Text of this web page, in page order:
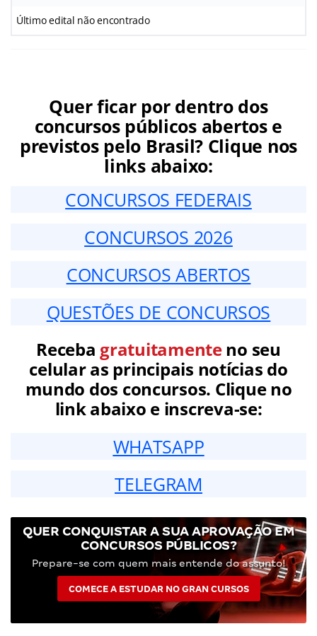
Último edital não encontrado
Quer ficar por dentro dos
concursos públicos abertos e
previstos pelo Brasil? Clique nos
links abaixo:
CONCURSOS FEDERAIS
CONCURSOS 2026
CONCURSOS ABERTOS
QUESTÕES DE CONCURSOS
Receba gratuitamenteno seu
celular as principais notícias do
mundo dos concursos. Clique no
link abaixo e inscreva-se:
WHATSAPP
TELEGRAM
QUER CONQUISTAR A SUA APROVAÇÃO EM
CONCURSOS PÚBLICOS?
Prepare-se com quem mais entende do assunto!
COMECE A ESTUDAR NO GRAN CURSOS